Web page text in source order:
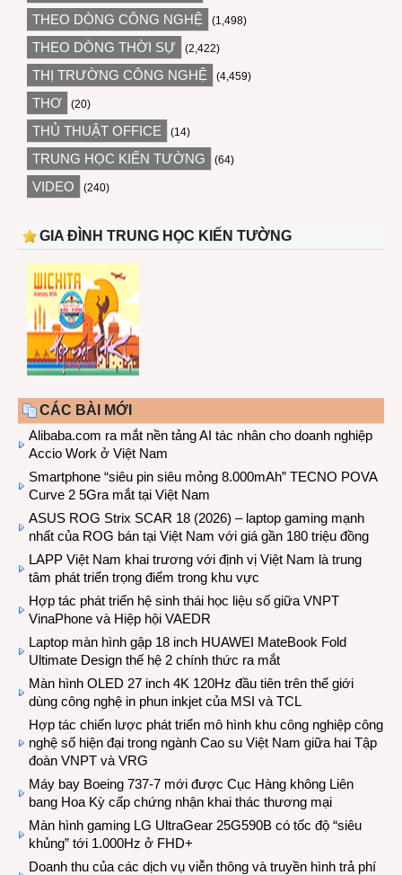
THEO DÒNG CÔNG NGHỆ (1,498)
THEO DÒNG THỜI SỰ (2,422)
THỊ TRƯỜNG CÔNG NGHỆ (4,459)
THƠ (20)
THỦ THUẬT OFFICE (14)
TRUNG HỌC KIẾN TƯỜNG (64)
VIDEO (240)
GIA ĐÌNH TRUNG HỌC KIẾN TƯỜNG
CÁC BÀI MỚI
Alibaba.com ra mắt nền tảng AI tác nhân cho doanh nghiệp
Accio Work ở Việt Nam
Smartphone “siêu pin siêu mỏng 8.000mAh” TECNO POVA
Curve 2 5Gra mắt tại Việt Nam
ASUS ROG Strix SCAR 18 (2026) – laptop gaming mạnh
nhất của ROG bán tại Việt Nam với giá gần 180 triệu đồng
LAPP Việt Nam khai trương với định vị Việt Nam là trung
tâm phát triển trọng điểm trong khu vực
Hợp tác phát triển hệ sinh thái học liệu số giữa VNPT
VinaPhone và Hiệp hội VAEDR
Laptop màn hình gập 18 inch HUAWEI MateBook Fold
Ultimate Design thế hệ 2 chính thức ra mắt
Màn hình OLED 27 inch 4K 120Hz đầu tiên trên thế giới
dùng công nghệ in phun inkjet của MSI và TCL
Hợp tác chiến lược phát triển mô hình khu công nghiệp công
nghệ số hiện đại trong ngành Cao su Việt Nam giữa hai Tập
đoàn VNPT và VRG
Máy bay Boeing 737-7 mới được Cục Hàng không Liên
bang Hoa Kỳ cấp chứng nhận khai thác thương mại
Màn hình gaming LG UltraGear 25G590B có tốc độ “siêu
khủng” tới 1.000Hz ở FHD+
Doanh thu của các dịch vụ viễn thông và truyền hình trả phí